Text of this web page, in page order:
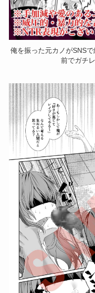
俺を振った元カノがSNS
前でガチ